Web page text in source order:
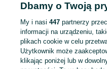
Ups! Coś
Dbamy o Twoją
My i nasi 447partnerzy
informacji na urządzeniu,
plikach cookie w celu
Użytkownik może
klikając poniżej lub w